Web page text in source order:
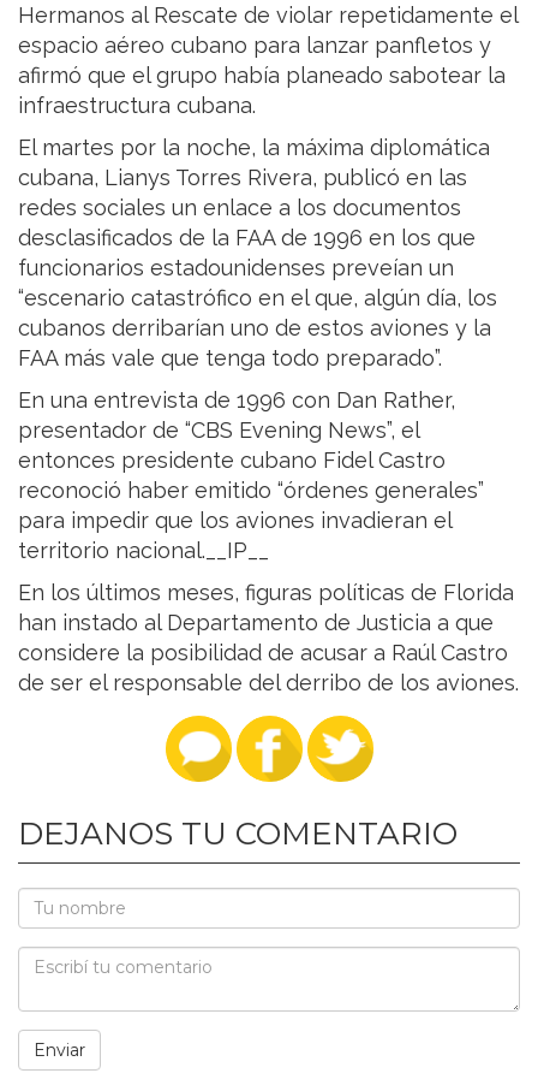
Hermanos al Rescate de violar repetidamente el
espacio aéreo cubano para lanzar panfletos y
afirmó que el grupo había planeado sabotear la
infraestructura cubana.
El martes por la noche, la máxima diplomática
cubana, Lianys Torres Rivera, publicó en las
redes sociales un enlace a los documentos
desclasificados de la FAA de 1996 en los que
funcionarios estadounidenses preveían un
“escenario catastrófico en el que, algún día, los
cubanos derribarían uno de estos aviones y la
FAA más vale que tenga todo preparado”.
En una entrevista de 1996 con Dan Rather,
presentador de “CBS Evening News”, el
entonces presidente cubano Fidel Castro
reconoció haber emitido “órdenes generales”
para impedir que los aviones invadieran el
territorio nacional.__IP__
En los últimos meses, figuras políticas de Florida
han instado al Departamento de Justicia a que
considere la posibilidad de acusar a Raúl Castro
de ser el responsable del derribo de los aviones.
DEJANOS TU COMENTARIO